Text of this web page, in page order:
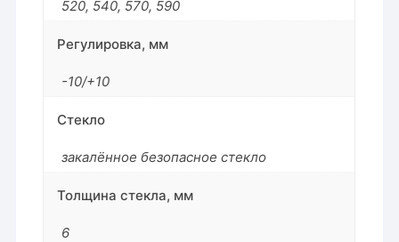
520, 540, 570, 590
Регулировка, мм
-10/+10
Стекло
закалённое безопасное стекло
Толщина стекла, мм
6